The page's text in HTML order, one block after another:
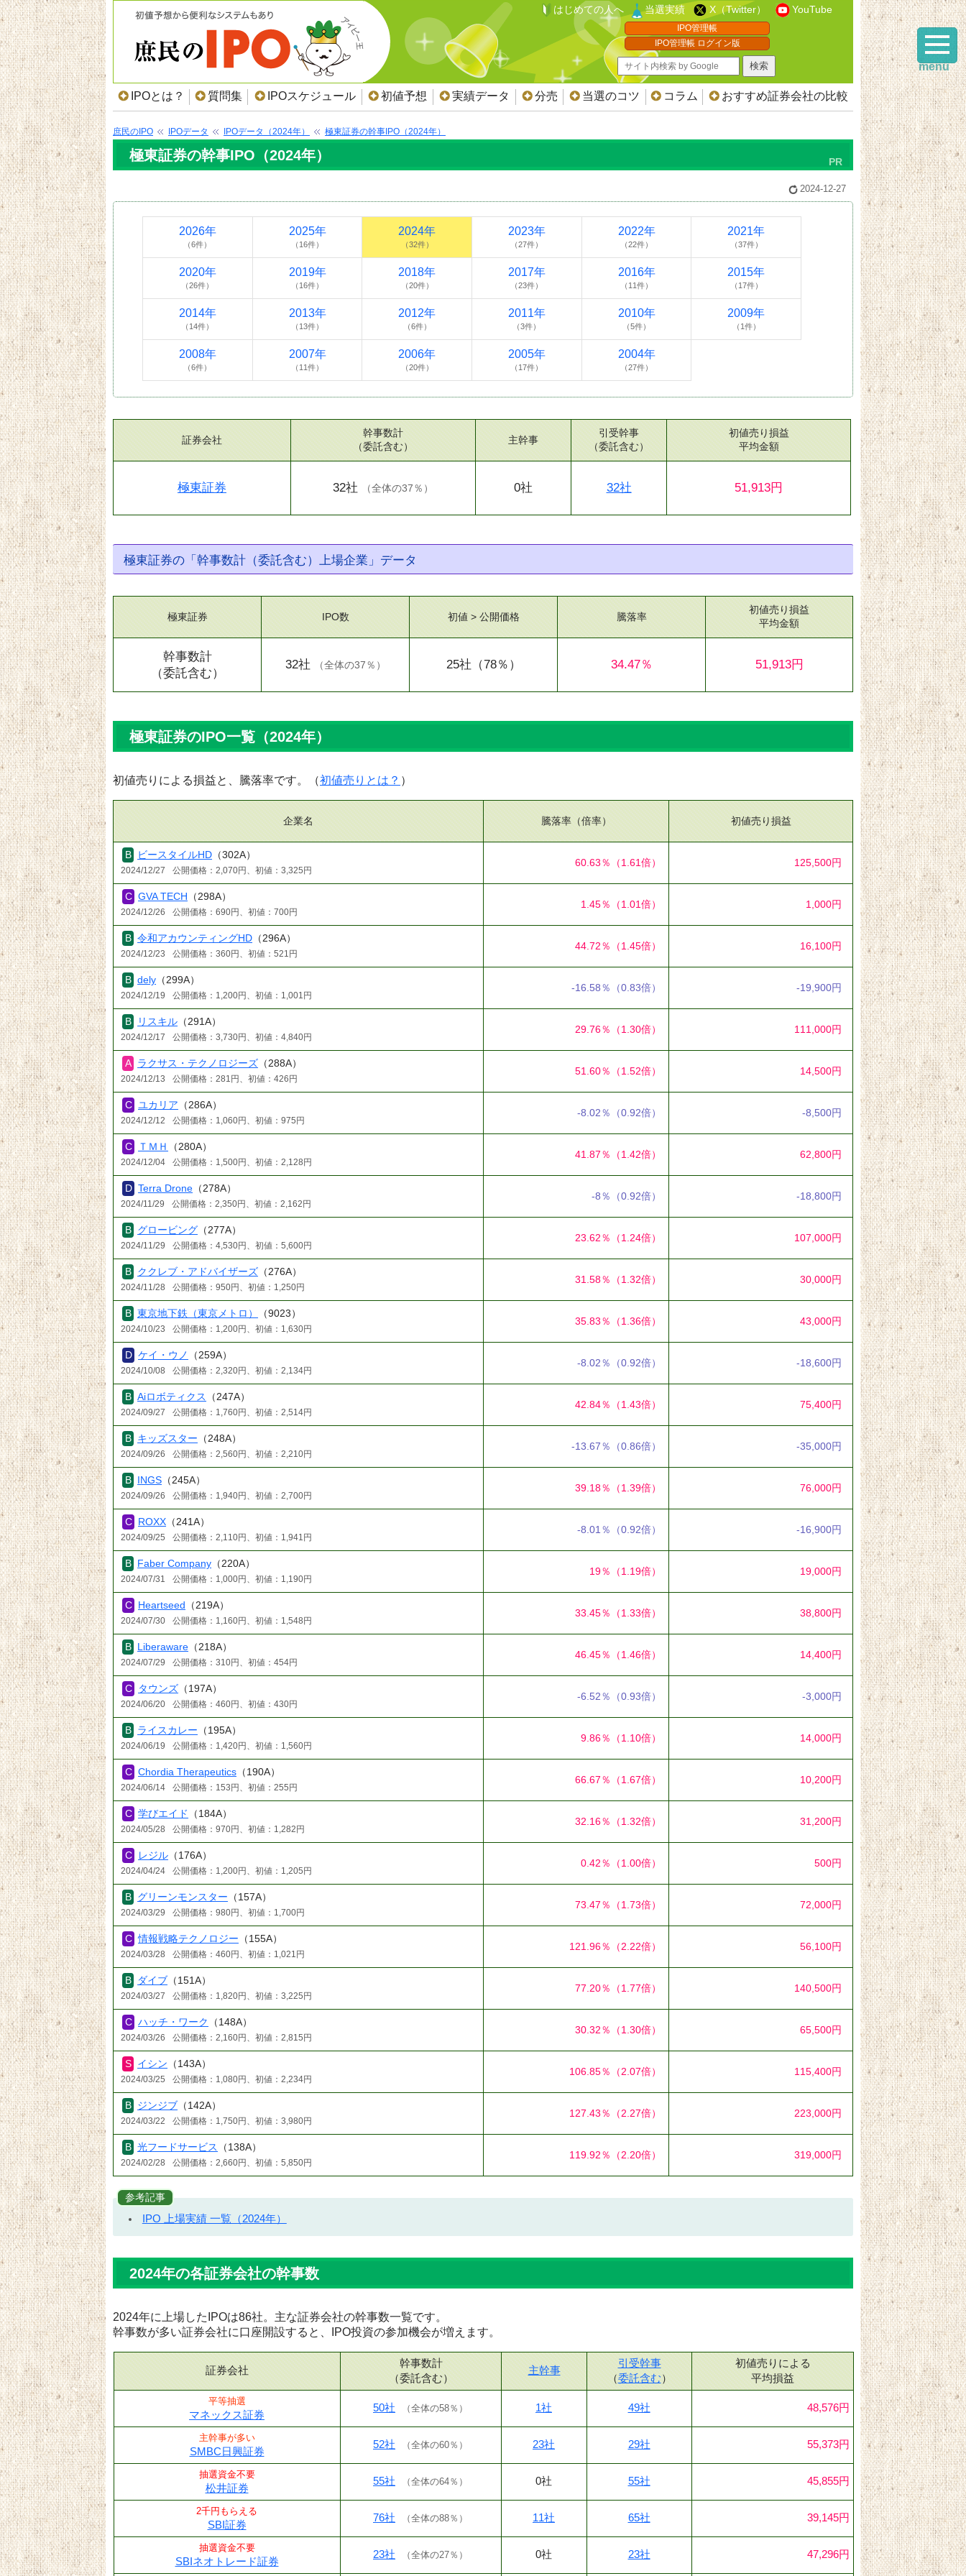
はじめての人へ 当選実績 X（Twitter） YouTube
IPO管理帳
IPO管理帳 ログイン版
IPOとは？ 質問集 IPOスケジュール 初値予想 実績データ 分売 当選のコツ コラム おすすめ証券会社の比較
庶民のIPO IPOデータ IPOデータ（2024年） 極東証券の幹事IPO（2024年）
極東証券の幹事IPO（2024年）
2024-12-27
2026年
（6件）
2025年
（16件）
2024年
（32件）
2023年
（27件）
2022年
（22件）
2021年
（37件）
2020年
（26件）
2019年
（16件）
2018年
（20件）
2017年
（23件）
2016年
（11件）
2015年
（17件）
2014年
（14件）
2013年
（13件）
2012年
（6件）
2011年
（3件）
2010年
（5件）
2009年
（1件）
2008年
（6件）
2007年
（11件）
2006年
（20件）
2005年
（17件）
2004年
（27件）
証券会社
極東証券
幹事数計
（委託含む）
32社 （全体の37％ ）
主幹事
0社
引受幹事
（委託含む）
32社
初値売り損益
平均金額
51,913円
極東証券の「幹事数計（委託含む）上場企業」データ
極東証券
幹事数計
（委託含む）
IPO数
32社 （全体の37％ ）
初値 > 公開価格
25社 （78％）
騰落率
34.47％
初値売り損益
平均金額
51,913円
極東証券のIPO一覧（2024年）
初値売りによる損益と、騰落率です。（初値売りとは？ ）
企業名 騰落率（倍率） 初値売り損益
ビースタイルHD （302A）
2024/12/27 公開価格：2,070円、初値：3,325円
60.63％ （1.61倍） 125,500円
GVA TECH （298A）
2024/12/26 公開価格：690円、初値：700円
1.45％ （1.01倍） 1,000円
令和アカウンティングHD （296A）
2024/12/23 公開価格：360円、初値：521円
44.72％ （1.45倍） 16,100円
dely （299A）
2024/12/19 公開価格：1,200円、初値：1,001円
-16.58％ （0.83倍） -19,900円
リスキル （291A）
2024/12/17 公開価格：3,730円、初値：4,840円
29.76％ （1.30倍） 111,000円
ラクサス・テクノロジーズ （288A）
2024/12/13 公開価格：281円、初値：426円
51.60％ （1.52倍） 14,500円
ユカリア （286A）
2024/12/12 公開価格：1,060円、初値：975円
-8.02％ （0.92倍） -8,500円
ＴＭＨ （280A）
2024/12/04 公開価格：1,500円、初値：2,128円
41.87％ （1.42倍） 62,800円
Terra Drone （278A）
2024/11/29 公開価格：2,350円、初値：2,162円
-8％ （0.92倍） -18,800円
グロービング （277A）
2024/11/29 公開価格：4,530円、初値：5,600円
23.62％ （1.24倍） 107,000円
ククレブ・アドバイザーズ （276A）
2024/11/28 公開価格：950円、初値：1,250円
31.58％ （1.32倍） 30,000円
東京地下鉄（東京メトロ） （9023）
2024/10/23 公開価格：1,200円、初値：1,630円
35.83％ （1.36倍） 43,000円
ケイ・ウノ （259A）
2024/10/08 公開価格：2,320円、初値：2,134円
-8.02％ （0.92倍） -18,600円
Aiロボティクス （247A）
2024/09/27 公開価格：1,760円、初値：2,514円
42.84％ （1.43倍） 75,400円
キッズスター （248A）
2024/09/26 公開価格：2,560円、初値：2,210円
-13.67％ （0.86倍） -35,000円
INGS （245A）
2024/09/26 公開価格：1,940円、初値：2,700円
39.18％ （1.39倍） 76,000円
ROXX （241A）
2024/09/25 公開価格：2,110円、初値：1,941円
-8.01％ （0.92倍） -16,900円
Faber Company （220A）
2024/07/31 公開価格：1,000円、初値：1,190円
19％ （1.19倍） 19,000円
Heartseed （219A）
2024/07/30 公開価格：1,160円、初値：1,548円
33.45％ （1.33倍） 38,800円
Liberaware （218A）
2024/07/29 公開価格：310円、初値：454円
46.45％ （1.46倍） 14,400円
タウンズ （197A）
2024/06/20 公開価格：460円、初値：430円
-6.52％ （0.93倍） -3,000円
ライスカレー （195A）
2024/06/19 公開価格：1,420円、初値：1,560円
9.86％ （1.10倍） 14,000円
Chordia Therapeutics （190A）
2024/06/14 公開価格：153円、初値：255円
66.67％ （1.67倍） 10,200円
学びエイド （184A）
2024/05/28 公開価格：970円、初値：1,282円
32.16％ （1.32倍） 31,200円
レジル （176A）
2024/04/24 公開価格：1,200円、初値：1,205円
0.42％ （1.00倍） 500円
グリーンモンスター （157A）
2024/03/29 公開価格：980円、初値：1,700円
73.47％ （1.73倍） 72,000円
情報戦略テクノロジー （155A）
2024/03/28 公開価格：460円、初値：1,021円
121.96％ （2.22倍） 56,100円
ダイブ （151A）
2024/03/27 公開価格：1,820円、初値：3,225円
77.20％ （1.77倍） 140,500円
ハッチ・ワーク （148A）
2024/03/26 公開価格：2,160円、初値：2,815円
30.32％ （1.30倍） 65,500円
イシン （143A）
2024/03/25 公開価格：1,080円、初値：2,234円
106.85％ （2.07倍） 115,400円
ジンジブ （142A）
2024/03/22 公開価格：1,750円、初値：3,980円
127.43％ （2.27倍） 223,000円
光フードサービス （138A）
2024/02/28 公開価格：2,660円、初値：5,850円
119.92％ （2.20倍） 319,000円
参考記事
IPO 上場実績 一覧（2024年）
2024年の各証券会社の幹事数
2024年に上場したIPOは86社。主な証券会社の幹事数一覧です。
幹事数が多い証券会社に口座開設すると、IPO投資の参加機会が増えます。
証券会社
幹事数計
（委託含む）
主幹事
引受幹事
（委託含む）
初値売りによる
平均損益
平等抽選
マネックス証券
50社 （全体の58％ ） 1社 49社 48,576円
主幹事が多い
SMBC日興証券
52社 （全体の60％ ） 23社 29社 55,373円
抽選資金不要
松井証券
55社 （全体の64％ ） 0社 55社 45,855円
2千円もらえる
SBI証券
76社 （全体の88％ ） 11社 65社 39,145円
抽選資金不要
SBIネオトレード証券
23社 （全体の27％ ） 0社 23社 47,296円
menu